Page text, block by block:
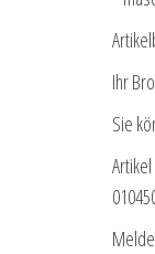
Ihr
Sie
Artikel